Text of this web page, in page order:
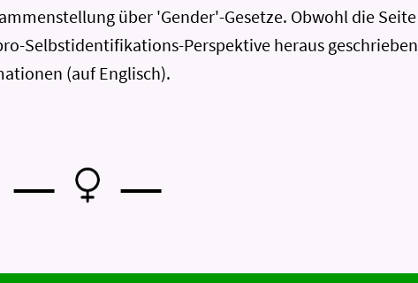
über 'Gender'-Gesetze. Obwohl die Seite
Selbstidentifikations-Perspektive heraus geschrieben
(auf Englisch).
— —